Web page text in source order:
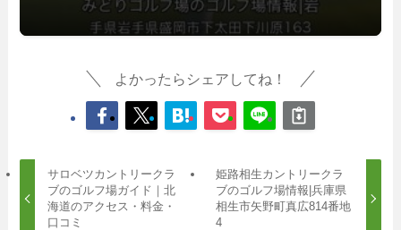
よかったらシェアしてね！
サロベツカントリークラ
ブのゴルフ場ガイド｜北
海道のアクセス・料金・
口コミ
姫路相生カントリークラ
ブのゴルフ場情報|兵庫県
相生市矢野町真広814番地
4